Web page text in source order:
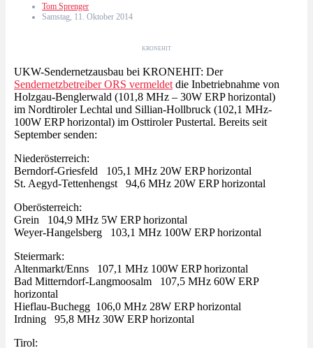
Tom Sprenger
Samstag, 11. Oktober 2014
KRONEHIT
UKW-Sendernetzausbau bei KRONEHIT: Der
Sendernetzbetreiber ORS vermeldet die Inbetriebnahme von
Holzgau-Benglerwald (101,8 MHz – 30W ERP horizontal)
im Nordtiroler Lechtal und Sillian-Hollbruck (102,1 MHz-
100W ERP horizontal) im Osttiroler Pustertal. Bereits seit
September senden:
Niederösterreich:
Berndorf-Griesfeld 105,1 MHz 20W ERP horizontal
St. Aegyd-Tettenhengst 94,6 MHz 20W ERP horizontal
Oberösterreich:
Grein 104,9 MHz 5W ERP horizontal
Weyer-Hangelsberg 103,1 MHz 100W ERP horizontal
Steiermark:
Altenmarkt/Enns 107,1 MHz 100W ERP horizontal
Bad Mitterndorf-Langmoosalm 107,5 MHz 60W ERP
horizontal
Hieflau-Buchegg 106,0 MHz 28W ERP horizontal
Irdning 95,8 MHz 30W ERP horizontal
Tirol: